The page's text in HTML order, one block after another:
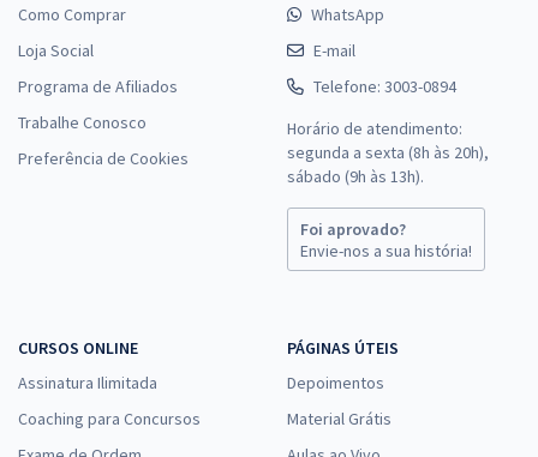
Como Comprar
Loja Social
Programa de Afiliados
Trabalhe Conosco
Preferência de Cookies
WhatsApp
E-mail
Telefone: 3003-0894
Horário de atendimento:
segunda a sexta (8h às 20h),
sábado (9h às 13h).
Foi aprovado?
Envie-nos a sua história!
CURSOS ONLINE
Assinatura Ilimitada
Coaching para Concursos
PÁGINAS ÚTEIS
Depoimentos
Material Grátis